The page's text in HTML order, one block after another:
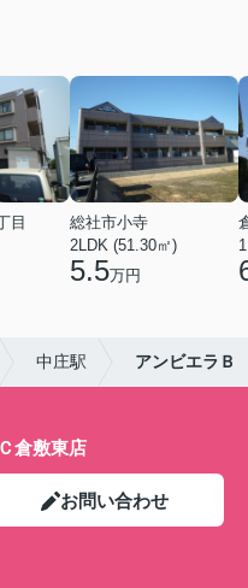
目
総社市小寺
2LDK (51.30㎡)
5.5万円
中庄駅 アンビエラＢ
倉敷東店
お問い合わせ